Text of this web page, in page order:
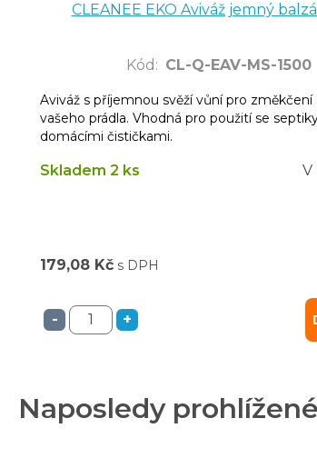
CLEANEE EKO Aviváž jemný
Kód : CL-Q-EAV-MS-1500
Aviváž s příjemnou svěží vůní pro změkčení
vašeho prádla. Vhodná pro použití se
domácími čističkami.
Skladem 2 ks V
179,08 Kč s DPH
- +
Naposledy